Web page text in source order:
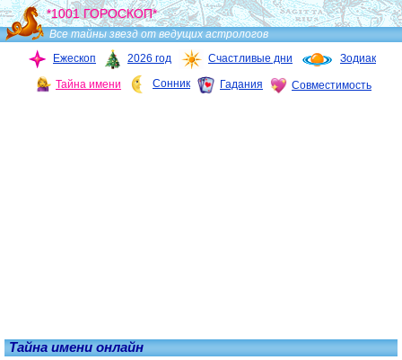
*1001 ГОРОСКОП*
Все тайны звезд от ведущих астрологов
Ежескоп
2026 год Счастливые дни Зодиак
Тайна имени Сонник Гадания Совместимость
Тайна имени онлайн